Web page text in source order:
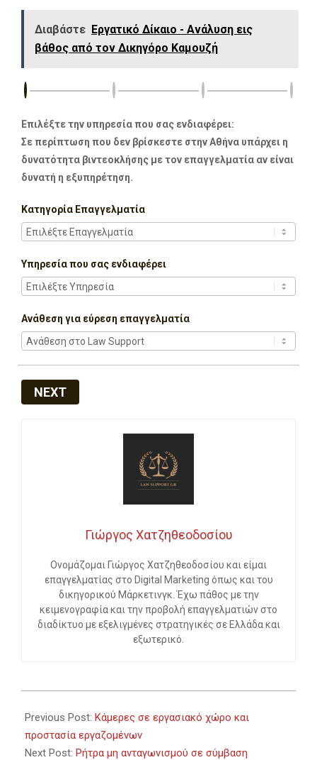
Διαβάστε Εργατικό Δίκαιο - Ανάλυση εις
βάθος από τον Δικηγόρο Καμουζή
Επιλέξτε την υπηρεσία που σας ενδιαφέρει:
Σε περίπτωση που δεν βρίσκεστε στην Αθήνα υπάρχει η
δυνατότητα βιντεοκλήσης με τον επαγγελματία αν είναι
δυνατή η εξυπηρέτηση.
Κατηγορία Επαγγελματία
Υπηρεσία που σας ενδιαφέρει
Ανάθεση για εύρεση επαγγελματία
NEXT
Γιώργος Χατζηθεοδοσίου
Ονομάζομαι Γιώργος Χατζηθεοδοσίου και είμαι
επαγγελματίας στο Digital Marketing όπως και του
δικηγορικού Μάρκετινγκ. Έχω πάθος με την
κειμενογραφία και την προβολή επαγγελματιών στο
διαδίκτυο με εξελιγμένες στρατηγικές σε Ελλάδα και
εξωτερικό.
09-
27
Previous Post: Κάμερες σε εργασιακό χώρο και
προστασία εργαζομένων
Next Post: Ρήτρα μη ανταγωνισμού σε σύμβαση